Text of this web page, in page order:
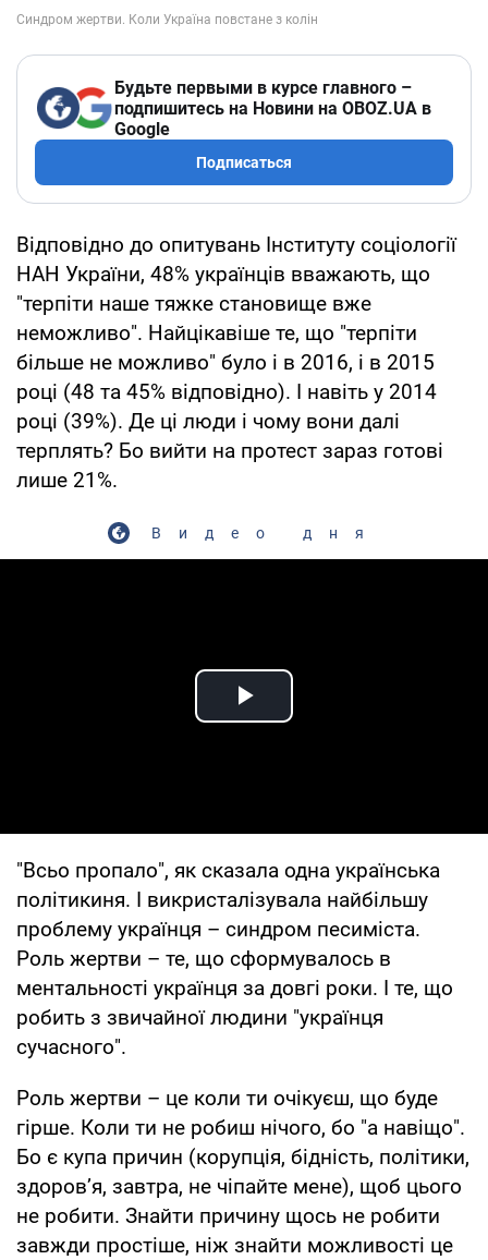
Будьте первыми в курсе главного –
подпишитесь на Новини на OBOZ.UA в
Google
Подписаться
Відповідно до опитувань Інституту соціології
НАН України, 48% українців вважають, що
"терпіти наше тяжке становище вже
неможливо". Найцікавіше те, що "терпіти
більше не можливо" було і в 2016, і в 2015
році (48 та 45% відповідно). І навіть у 2014
році (39%). Де ці люди і чому вони далі
терплять? Бо вийти на протест зараз готові
лише 21%.
Видео дня
Play Video
"Всьо пропало", як сказала одна українська
політикиня. І викристалізувала найбільшу
проблему українця – синдром песиміста.
Роль жертви – те, що сформувалось в
ментальності українця за довгі роки. І те, що
робить з звичайної людини "українця
сучасного".
Роль жертви – це коли ти очікуєш, що буде
гірше. Коли ти не робиш нічого, бо "а навіщо".
Бо є купа причин (корупція, бідність, політики,
здоров’я, завтра, не чіпайте мене), щоб цього
не робити. Знайти причину щось не робити
завжди простіше, ніж знайти можливості це